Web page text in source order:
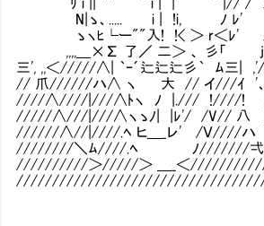
N|ゝ、..... i | !i, ﾉ ﾚ' ﾉ//|ヽ/八
ゝヽﾋ└ー""入! !< ＞ r＜ﾚ' ノ
,,,,＿×Σ 了／ 二＞ 、 彡「
三', ,,＜/////∧| ｀ｰ´辷辷辷彡｀ ﾑ三|
// 爪//////ハ∧ ヽ 大 // イ///ｲ '、
////∧////|///∧ﾄヽ ﾉ |./// !////!
/////∧///|///∧ヽゝﾉ| |ﾚ'/ /V// 八
//////∧//|////.ﾍ ヒ＿_レ' /Ｖ////ハ
////////＼ﾑ////.ﾍ ﾉ///////弌-|
//////////＞/////＞ ＿_＜